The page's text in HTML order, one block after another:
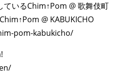
ているChim↑Pom @ 歌舞伎町
@ KABUKICHO
pom-kabukicho/